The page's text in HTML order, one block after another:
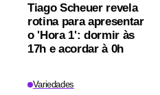
Tiago Scheuer revela
rotina para apresentar
o 'Hora 1': dormir às
17h e acordar à 0h
Variedades